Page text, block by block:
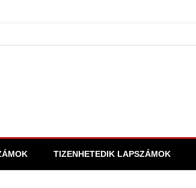
TIZENHETEDIK LAPSZÁMOK